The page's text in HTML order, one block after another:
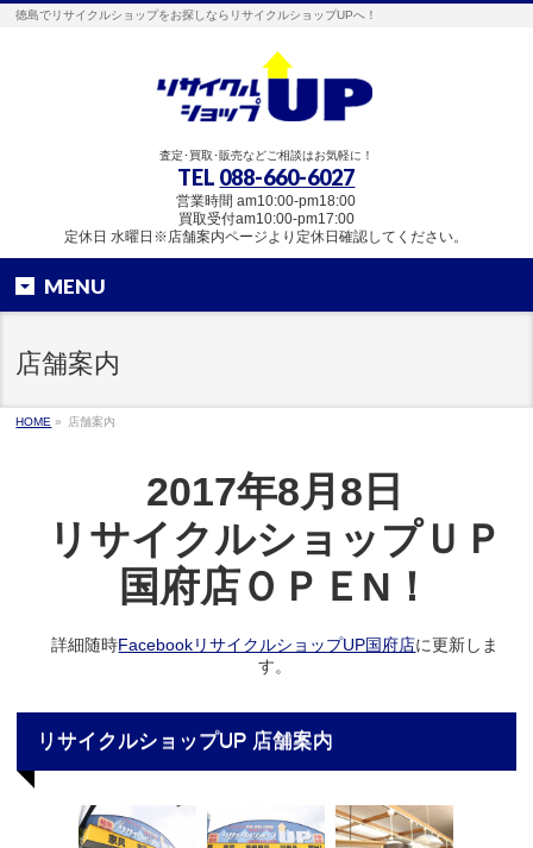
徳島でリサイクルショップをお探しならリサイクルショップUPへ！
査定･買取･販売などご相談はお気軽に！
TEL 088-660-6027
営業時間 am10:00-pm18:00
買取受付am10:00-pm17:00
定休日 水曜日※店舗案内ページより定休日確認してください。
MENU
店舗案内
HOME » 店舗案内
2017年8月8日
リサイクルショップＵＰ
国府店ＯＰＥN！
詳細随時FacebookリサイクルショップUP国府店に更新しま
す。
リサイクルショップUP 店舗案内